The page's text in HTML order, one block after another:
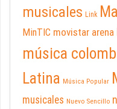
musicales Link
MinTIC movistar arena
música
Latina Música Popular
musicales Nuevo Sencillo